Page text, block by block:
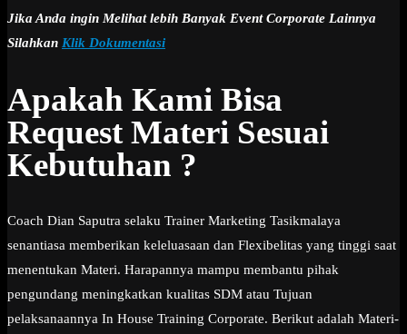
Jika Anda ingin Melihat lebih Banyak Event Corporate Lainnya
Silahkan Klik Dokumentasi
Apakah Kami Bisa
Request Materi Sesuai
Kebutuhan ?
Coach Dian Saputra selaku Trainer Marketing Tasikmalaya
senantiasa memberikan keleluasaan dan Flexibelitas yang tinggi saat
menentukan Materi. Harapannya mampu membantu pihak
pengundang meningkatkan kualitas SDM atau Tujuan
pelaksanaannya In House Training Corporate. Berikut adalah Materi-